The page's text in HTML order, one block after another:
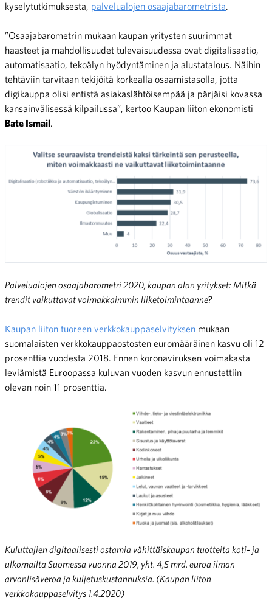
kyselytutkimuksesta, palvelualojen osaajabarometrista.
”Osaajabarometrin mukaan kaupan yritysten suurimmat
haasteet ja mahdollisuudet tulevaisuudessa ovat digitalisaatio,
automatisaatio, tekoälyn hyödyntäminen ja alustatalous. Näihin
tehtäviin tarvitaan tekijöitä korkealla osaamistasolla, jotta
digikauppa olisi entistä asiakaslähtöisempää ja pärjäisi kovassa
kansainvälisessä kilpailussa”, kertoo Kaupan liiton ekonomisti
Bate Ismail.
Palvelualojen osaajabarometri 2020, kaupan alan yritykset: Mitkä
trendit vaikuttavat voimakkaimmin liiketoimintaanne?
Kaupan liiton tuoreen verkkokauppaselvityksen mukaan
suomalaisten verkkokauppaostosten euromääräinen kasvu oli 12
prosenttia vuodesta 2018. Ennen koronaviruksen voimakasta
leviämistä Euroopassa kuluvan vuoden kasvun ennustettiin
olevan noin 11 prosenttia.
Kuluttajien digitaalisesti ostamia vähittäiskaupan tuotteita koti- ja
ulkomailta Suomessa vuonna 2019, yht. 4,5 mrd. euroa ilman
arvonlisäveroa ja kuljetuskustannuksia. (Kaupan liiton
verkkokauppaselvitys 1.4.2020)